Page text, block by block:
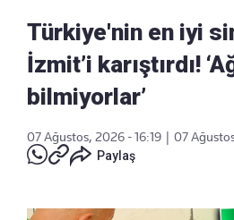
Türkiye'nin en iyi
İzmit’i karıştırdı!
bilmiyorlar’
07 Ağustos, 2026 - 16:19
07
Paylaş